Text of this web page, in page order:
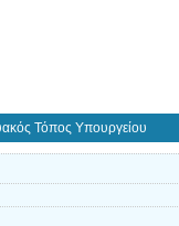
Τόπος Υπουργείου